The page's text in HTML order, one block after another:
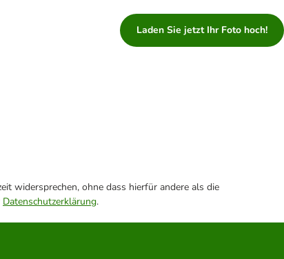
Laden Sie jetzt Ihr Foto hoch!
widersprechen, ohne dass hierfür andere als die
Datenschutzerklärung.